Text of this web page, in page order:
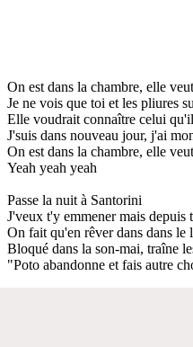
On est dans la chambre, elle
Je ne vois que toi et les pliures
Elle voudrait connaître celui
J'suis dans nouveau jour, j'ai
On est dans la chambre, elle
Yeah yeah yeah
Passe la nuit à Santorini
J'veux t'y emmener mais depuis
On fait qu'en rêver dans dans le
Bloqué dans la son-mai, traîne
"Poto abandonne et fais autre